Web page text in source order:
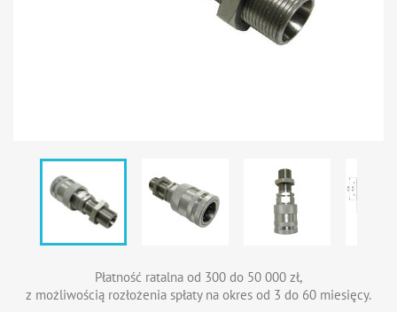
Płatność ratalna od 300 do 50 000 zł,
z możliwością rozłożenia spłaty na okres od 3 do 60 miesięcy.